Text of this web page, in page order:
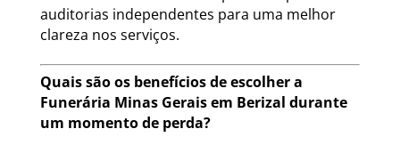
auditorias independentes para uma melhor
clareza nos serviços.
Quais são os benefícios de escolher a
Funerária Minas Gerais em Berizal durante
um momento de perda?